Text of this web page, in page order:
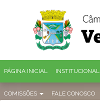
PÁGINA INICIAL INSTITUCIONAL
COMISSÕES FALE CONOSCO